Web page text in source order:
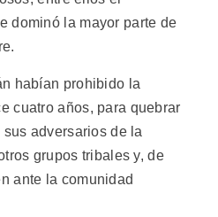
dominó la mayor parte de
habían prohibido la
cuatro años, para quebrar
adversarios de la
grupos tribales y, de
ante la comunidad